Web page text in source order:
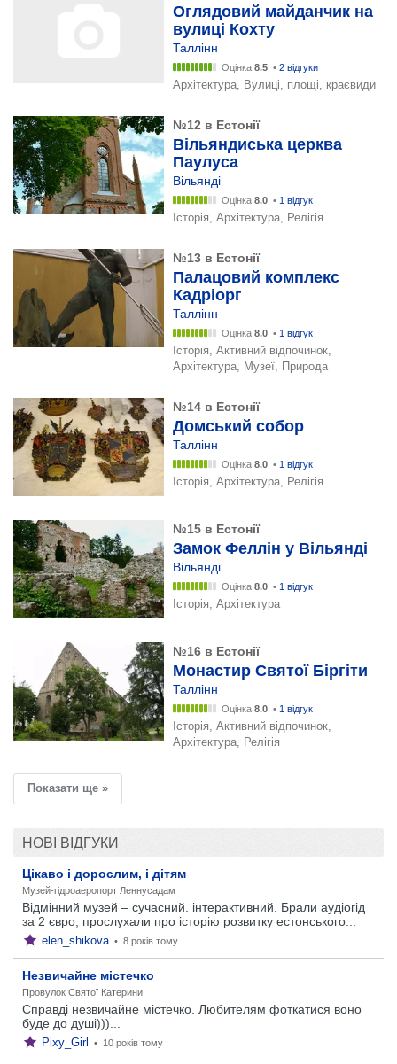
Оглядовий майданчик на
вулиці Кохту
Таллінн
Оцінка 8.5 • 2 відгуки
Архітектура, Вулиці, площі, краєвиди
№12 в Естонії
Вільяндиська церква
Паулуса
Вільянді
Оцінка 8.0 • 1 відгук
Історія, Архітектура, Релігія
№13 в Естонії
Палацовий комплекс
Кадріорг
Таллінн
Оцінка 8.0 • 1 відгук
Історія, Активний відпочинок,
Архітектура, Музеї, Природа
№14 в Естонії
Домський собор
Таллінн
Оцінка 8.0 • 1 відгук
Історія, Архітектура, Релігія
№15 в Естонії
Замок Феллін у Вільянді
Вільянді
Оцінка 8.0 • 1 відгук
Історія, Архітектура
№16 в Естонії
Монастир Святої Біргіти
Таллінн
Оцінка 8.0 • 1 відгук
Історія, Активний відпочинок,
Архітектура, Релігія
Показати ще »
НОВІ ВІДГУКИ
Цікаво і дорослим, і дітям
Музей-гідроаеропорт Леннусадам
Відмінний музей – сучасний. інтерактивний. Брали аудіогід
за 2 євро, прослухали про історію розвитку естонського...
elen_shikova • 8 років тому
Незвичайне містечко
Провулок Святої Катерини
Справді незвичайне містечко. Любителям фоткатися воно
буде до душі)))...
Pixy_Girl • 10 років тому